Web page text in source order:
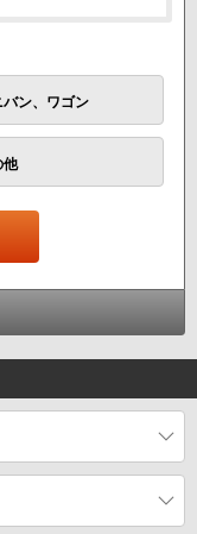
バン、ワゴン
他